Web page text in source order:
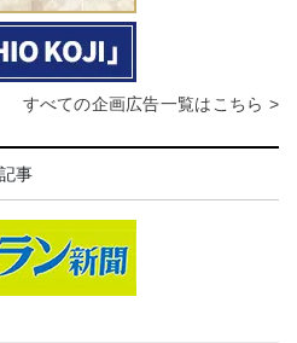
すべての企画広告一覧はこちら >
事